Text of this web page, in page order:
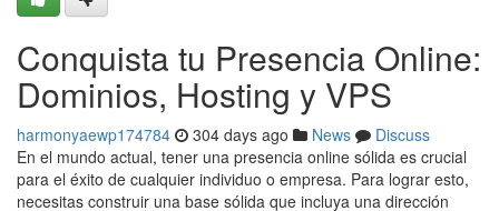
Conquista tu Presencia Online:
Dominios, Hosting y VPS
harmonyaewp174784 304 days ago News
Discuss
En el mundo actual, tener una presencia online sólida es crucial
para el éxito de cualquier individuo o empresa. Para lograr esto,
necesitas construir una base sólida que incluya una dirección